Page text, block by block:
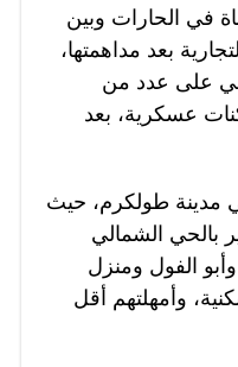
في الحارات وبين
بعد مداهمتها،
على عدد من
عسكرية، بعد
مدينة طولكرم، حيث
بالحي الشمالي
الفول ومنزل
وأمهلتهم أقل